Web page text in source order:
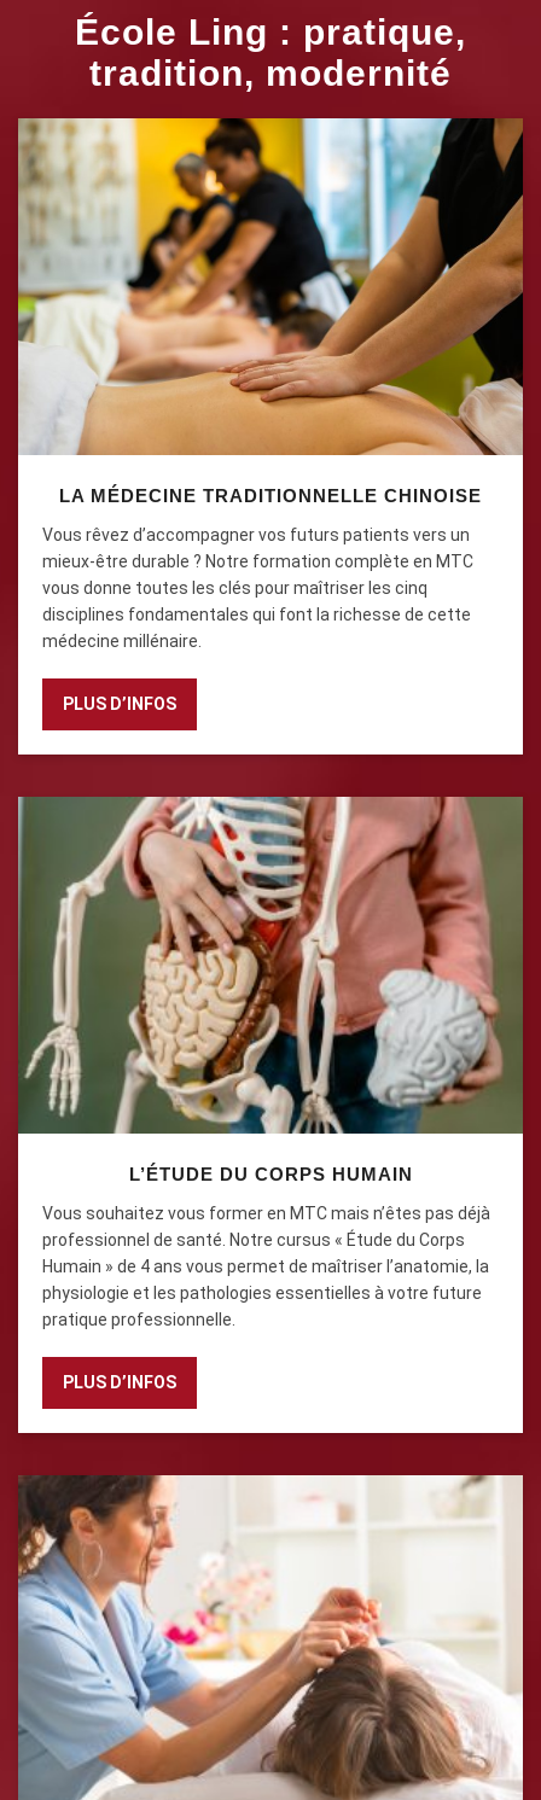
École Ling : pratique,
tradition, modernité
LA MÉDECINE TRADITIONNELLE CHINOISE
Vous rêvez d’accompagner vos futurs patients vers un
mieux-être durable ? Notre formation complète en MTC
vous donne toutes les clés pour maîtriser les cinq
disciplines fondamentales qui font la richesse de cette
médecine millénaire.
PLUS D’INFOS
L’ÉTUDE DU CORPS HUMAIN
Vous souhaitez vous former en MTC mais n’êtes pas déjà
professionnel de santé. Notre cursus « Étude du Corps
Humain » de 4 ans vous permet de maîtriser l’anatomie, la
physiologie et les pathologies essentielles à votre future
pratique professionnelle.
PLUS D’INFOS